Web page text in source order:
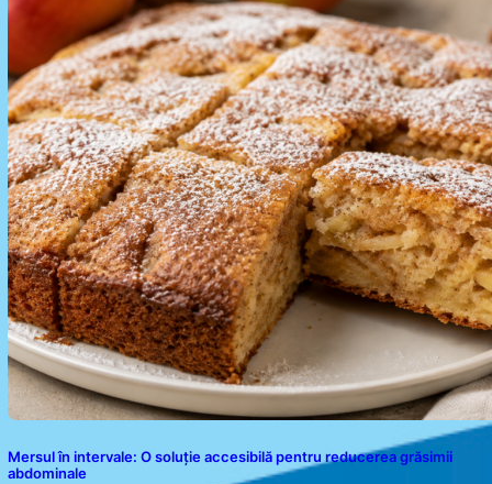
Mersul în intervale: O soluție accesibilă pentru reducerea grăsimii
abdominale